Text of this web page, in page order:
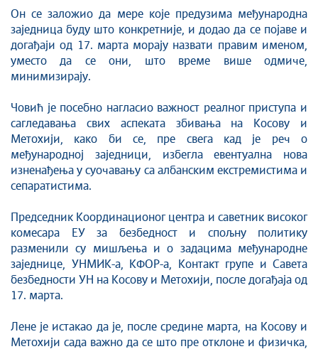
Он се заложио да мере које предузима међународна
заједница буду што конкретније, и додао да се појаве и
догађаји од 17. марта морају назвати правим именом,
уместо да се они, што време више одмиче,
минимизирају.
Човић је посебно нагласио важност реалног приступа и
сагледавања свих аспеката збивања на Косову и
Метохији, како би се, пре свега кад је реч о
међународној заједници, избегла евентуална нова
изненађења у суочавању са албанским екстремистима и
сепаратистима.
Председник Координационог центра и саветник високог
комесара ЕУ за безбедност и спољну политику
разменили су мишљења и о задацима међународне
заједнице, УНМИК-а, КФОР-а, Контакт групе и Савета
безбедности УН на Косову и Метохији, после догађаја од
17. марта.
Лене је истакао да је, после средине марта, на Косову и
Метохији сада важно да се што пре отклоне и физичка,